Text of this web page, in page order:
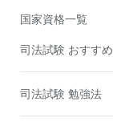
国家資格一覧
司法試験 おすすめ
司法試験 勉強法